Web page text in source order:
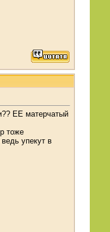
ЕЕ матерчатый
тоже
упекут в